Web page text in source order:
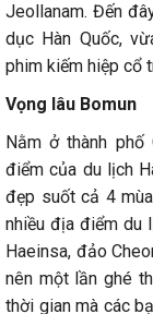
Jeollanam. Đến
dục Hàn Quốc,
phim kiếm hiệp cổ
Vọng lâu Bomun
Nằm ở thành phố
điểm của du lịch
đẹp suốt cả 4
nhiều địa điểm du
Haeinsa, đảo
nên một lần ghé
thời gian mà các